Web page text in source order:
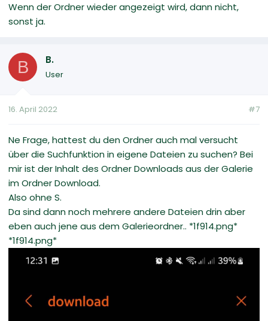
Wenn der Ordner wieder angezeigt wird, dann nicht,
sonst ja.
B B.
User
16. April 2022 #7
Ne Frage, hattest du den Ordner auch mal versucht
über die Suchfunktion in eigene Dateien zu suchen? Bei
mir ist der Inhalt des Ordner Downloads aus der Galerie
im Ordner Download.
Also ohne S.
Da sind dann noch mehrere andere Dateien drin aber
eben auch jene aus dem Galerieordner.. *1f914.png*
*1f914.png*